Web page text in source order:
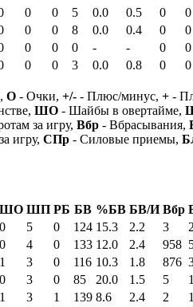
0 0 5 0.0 0.5 0 0
0 0 8 0.0 0.4 0 0
0 0 0 - - 0 0
0 0 3 0.0 0.8 0 0
О - Очки, +/- - Плюс/минус, + -
ШО - Шайбы в овертайме,
за игру, Вбр - Вбрасывания,
игру, СПр - Силовые приемы,
ШО ШП РБ БВ %БВ БВ/И Вбр
0 5 0 124 15.3 2.2 3 2
0 4 0 133 12.0 2.4 958
1 3 0 116 10.3 1.8 876
0 3 0 85 20.0 1.5 5 1
1 3 1 139 8.6 2.4 2 1